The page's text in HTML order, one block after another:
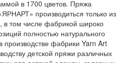
в 1700 цветов. Пряжа
производиться только из
в том числе фабрикой широко
полностью натурального
фабрики Yarn Art
детской пряжи различных